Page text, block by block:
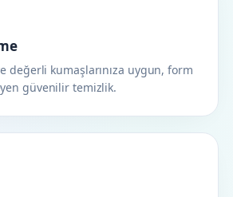
değerli kumaşlarınıza uygun, form
güvenilir temizlik.